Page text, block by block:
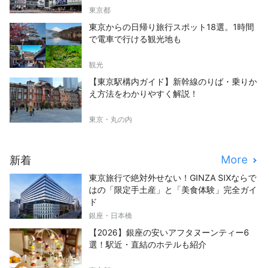
東京都
東京からの日帰り旅行スポット18選。1時間
で電車で行ける観光地も
観光
【東京駅構内ガイド】新幹線のりば・乗りか
え方法をわかりやすく解説！
東京・丸の内
新着 More
東京旅行で絶対外せない！GINZA SIXならで
はの「限定手土産」と「美食体験」完全ガイ
ド
銀座・日本橋
【2026】銀座の安いアフタヌーンティー6
選！駅近・直結のホテルも紹介